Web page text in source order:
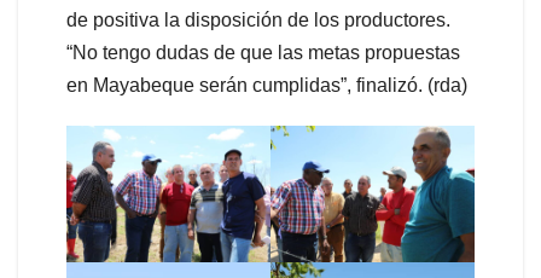
de positiva la disposición de los productores.
“No tengo dudas de que las metas propuestas
en Mayabeque serán cumplidas”, finalizó. (rda)